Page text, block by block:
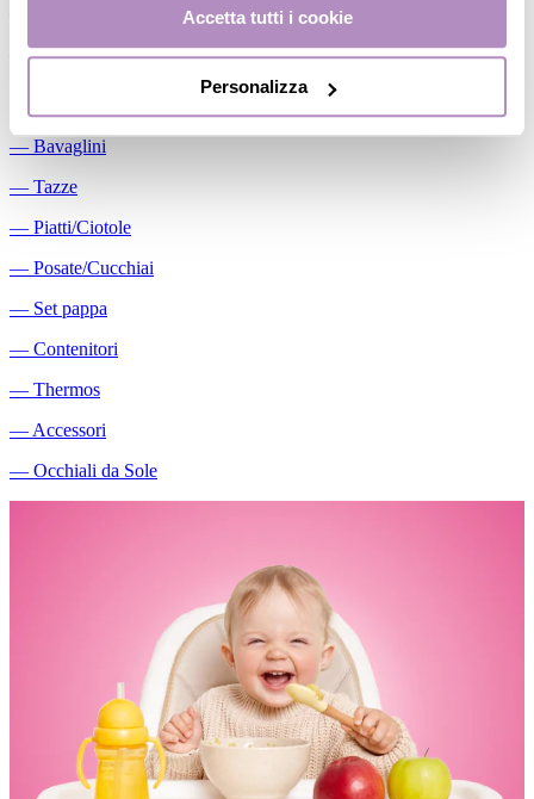
Accetta tutti i cookie
Personalizza
Conservalatte Materno
―Massaggiagengive
― Bavaglini
― Tazze
― Piatti/Ciotole
― Posate/Cucchiai
― Set pappa
― Contenitori
― Thermos
― Accessori
― Occhiali da Sole